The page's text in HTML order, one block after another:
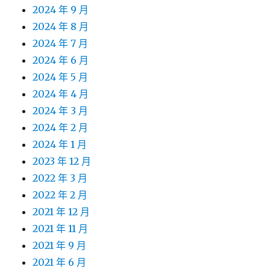
2024 年 9 月
2024 年 8 月
2024 年 7 月
2024 年 6 月
2024 年 5 月
2024 年 4 月
2024 年 3 月
2024 年 2 月
2024 年 1 月
2023 年 12 月
2022 年 3 月
2022 年 2 月
2021 年 12 月
2021 年 11 月
2021 年 9 月
2021 年 6 月